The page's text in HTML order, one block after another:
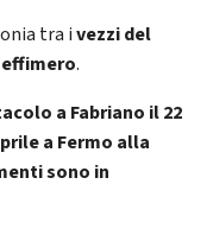
tra ivezzi del
.
a Fabriano il 22
a Fermo alla
sono in